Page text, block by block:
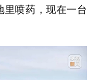
喷药，现在一台